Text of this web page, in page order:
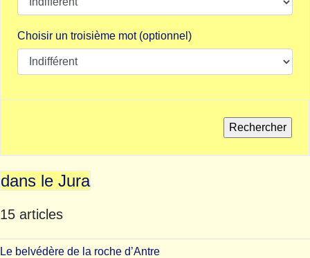
Choisir un troisième mot (optionnel)
dans le Jura
15 articles
Le belvédère de la roche d’Antre